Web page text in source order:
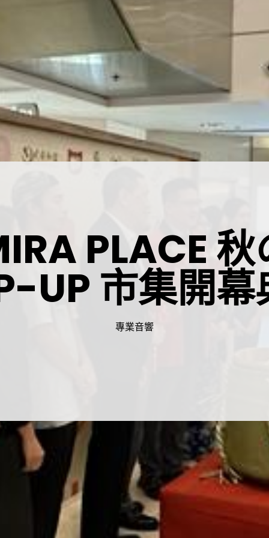
PLACE 秋
UP 市集開幕
專業音響